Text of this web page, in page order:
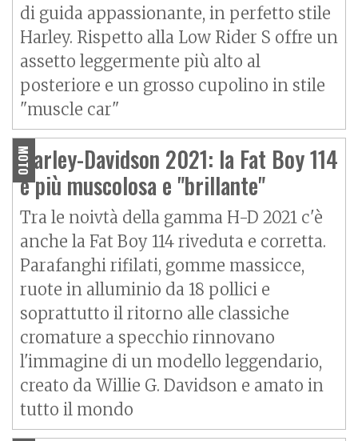
di guida appassionante, in perfetto stile
Harley. Rispetto alla Low Rider S offre un
assetto leggermente più alto al
posteriore e un grosso cupolino in stile
"muscle car"
MOTO
Harley-Davidson 2021: la Fat Boy 114
è più muscolosa e "brillante"
Tra le noivtà della gamma H-D 2021 c'è
anche la Fat Boy 114 riveduta e corretta.
Parafanghi rifilati, gomme massicce,
ruote in alluminio da 18 pollici e
soprattutto il ritorno alle classiche
cromature a specchio rinnovano
l'immagine di un modello leggendario,
creato da Willie G. Davidson e amato in
tutto il mondo